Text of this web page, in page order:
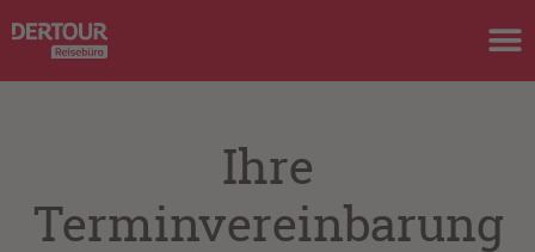
Ihre
Terminvereinbarung